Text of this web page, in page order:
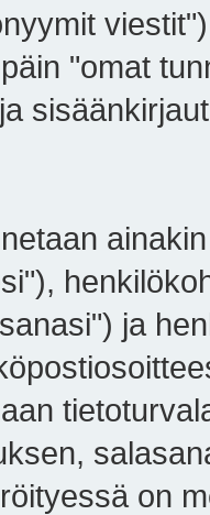
"omat
ja
on